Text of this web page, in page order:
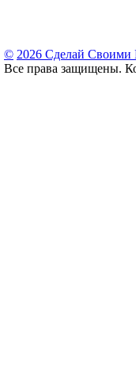
© 2026 Сделай Своими
Все права защищены.